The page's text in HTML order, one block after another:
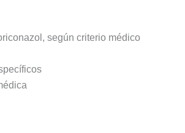
según criterio médico